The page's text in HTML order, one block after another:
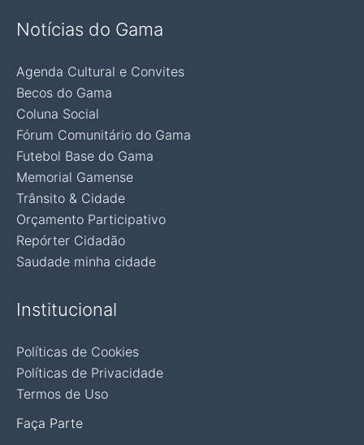
Notícias do Gama
Agenda Cultural e Convites
Becos do Gama
Coluna Social
Fórum Comunitário do Gama
Futebol Base do Gama
Memorial Gamense
Trânsito & Cidade
Orçamento Participativo
Repórter Cidadão
Saudade minha cidade
Institucional
Políticas de Cookies
Políticas de Privacidade
Termos de Uso
Faça Parte